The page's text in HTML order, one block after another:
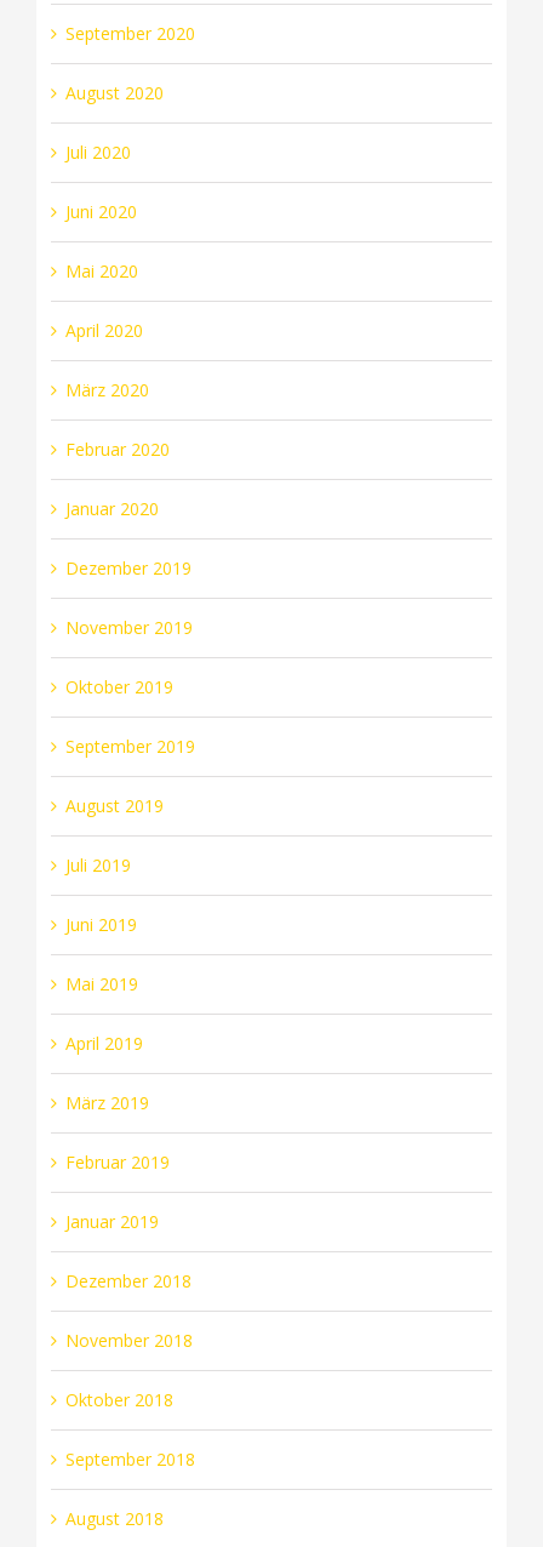
September 2020
August 2020
Juli 2020
Juni 2020
Mai 2020
April 2020
März 2020
Februar 2020
Januar 2020
Dezember 2019
November 2019
Oktober 2019
September 2019
August 2019
Juli 2019
Juni 2019
Mai 2019
April 2019
März 2019
Februar 2019
Januar 2019
Dezember 2018
November 2018
Oktober 2018
September 2018
August 2018